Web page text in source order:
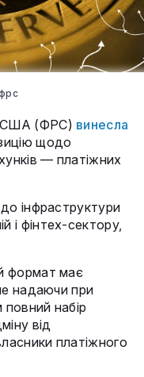
США (ФРС) винесла
щодо
— платіжних
інфраструктури
і фінтех-сектору,
формат має
надаючи при
набір
від
платіжного